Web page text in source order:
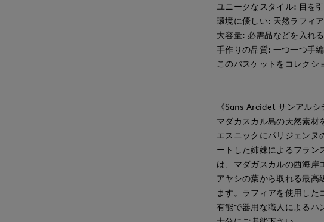
ユニークなスタイル: 目を
環境に優しい: 天然ラフィア
大容量: 必需品などを入れる
手作りの品質: 一つ一つ手
このバスケットをコレクシ
《Sans Arcidet サンアルシ
マダカスカル島の天然素材
エスニックにパリジェンヌ
ートした姉妹によるフラン
は、マダガスカルの西海岸
アヤシの葉から取れる最高
ます。ラフィアを使用し
有能で器用な職人によるハ